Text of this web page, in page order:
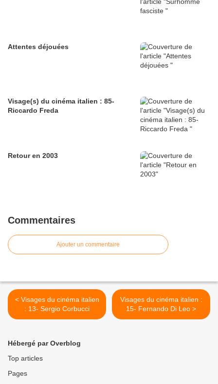
Attentes déjouées
Visage(s) du cinéma italien : 85-
Riccardo Freda
Retour en 2003
Commentaires
Ajouter un commentaire
< Visages du cinéma italien
: 13- Sergio Corbucci
Visages du cinéma italien :
15- Fernando Di Leo >
Hébergé par Overblog
Top articles
Pages